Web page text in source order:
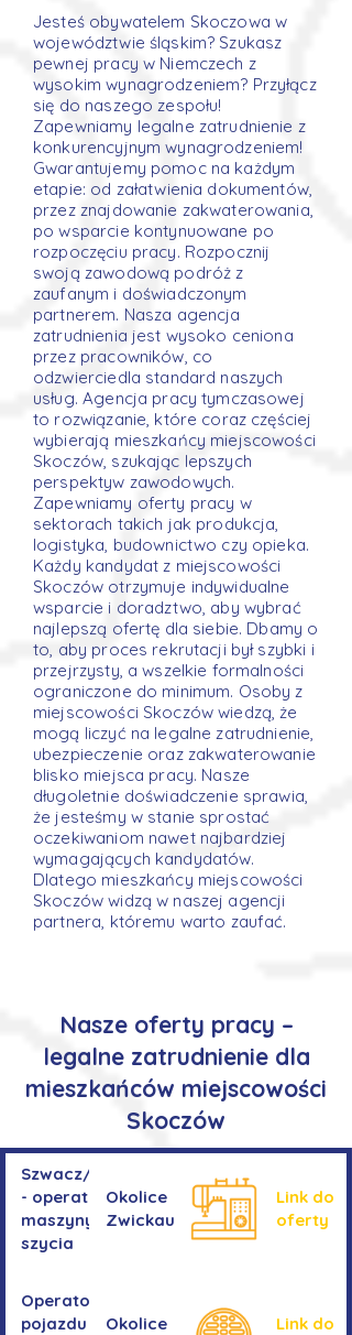
Jesteś obywatelem Skoczowa w
województwie śląskim? Szukasz
pewnej pracy w Niemczech z
wysokim wynagrodzeniem? Przyłącz
się do naszego zespołu!
Zapewniamy legalne zatrudnienie z
konkurencyjnym wynagrodzeniem!
Gwarantujemy pomoc na każdym
etapie: od załatwienia dokumentów,
przez znajdowanie zakwaterowania,
po wsparcie kontynuowane po
rozpoczęciu pracy. Rozpocznij
swoją zawodową podróż z
zaufanym i doświadczonym
partnerem. Nasza agencja
zatrudnienia jest wysoko ceniona
przez pracowników, co
odzwierciedla standard naszych
usług. Agencja pracy tymczasowej
to rozwiązanie, które coraz częściej
wybierają mieszkańcy miejscowości
Skoczów, szukając lepszych
perspektyw zawodowych.
Zapewniamy oferty pracy w
sektorach takich jak produkcja,
logistyka, budownictwo czy opieka.
Każdy kandydat z miejscowości
Skoczów otrzymuje indywidualne
wsparcie i doradztwo, aby wybrać
najlepszą ofertę dla siebie. Dbamy o
to, aby proces rekrutacji był szybki i
przejrzysty, a wszelkie formalności
ograniczone do minimum. Osoby z
miejscowości Skoczów wiedzą, że
mogą liczyć na legalne zatrudnienie,
ubezpieczenie oraz zakwaterowanie
blisko miejsca pracy. Nasze
długoletnie doświadczenie sprawia,
że jesteśmy w stanie sprostać
oczekiwaniom nawet najbardziej
wymagających kandydatów.
Dlatego mieszkańcy miejscowości
Skoczów widzą w naszej agencji
partnera, któremu warto zaufać.
Nasze oferty pracy –
legalne zatrudnienie dla
mieszkańców miejscowości
Skoczów
Szwacz/Szwaczka
- operator
maszyny do
szycia
Okolice
Zwickau
Link do
oferty
Operator/operatorka
pojazdu doOkolice
Link do